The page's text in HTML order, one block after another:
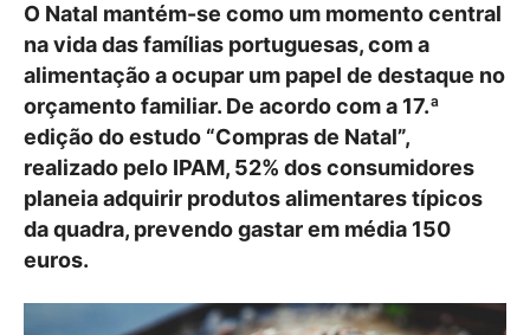
O Natal mantém-se como um momento central
na vida das famílias portuguesas, com a
alimentação a ocupar um papel de destaque no
orçamento familiar. De acordo com a 17.ª
edição do estudo “Compras de Natal”,
realizado pelo IPAM, 52% dos consumidores
planeia adquirir produtos alimentares típicos
da quadra, prevendo gastar em média 150
euros.